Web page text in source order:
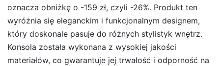
oznacza obniżkę o -159 zł, czyli -26%. Produkt ten
wyróżnia się eleganckim i funkcjonalnym designem,
który doskonale pasuje do różnych stylistyk wnętrz.
Konsola została wykonana z wysokiej jakości
materiałów, co gwarantuje jej trwałość i odporność na